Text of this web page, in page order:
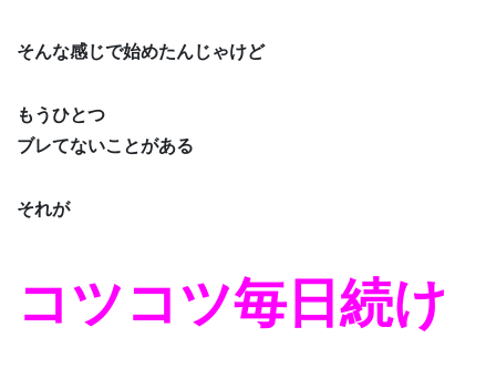
そんな感じで始めたんじゃけど
もうひとつ
ブレてないことがある
それが
コツコツ毎日続け